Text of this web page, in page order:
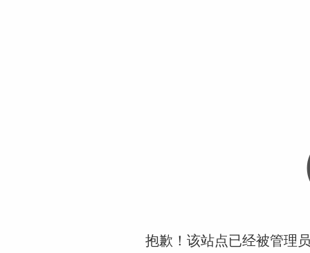
抱歉！该站点已经被管理